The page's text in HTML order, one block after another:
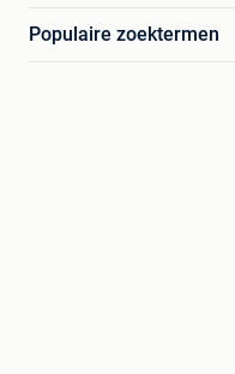
Populaire zoektermen